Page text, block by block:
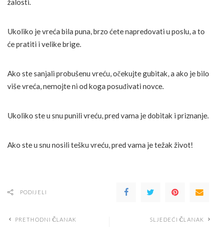
žalosti.
Ukoliko je vreća bila puna, brzo ćete napredovati u poslu, a to
će pratiti i velike brige.
Ako ste sanjali probušenu vreću, očekujte gubitak, a ako je bilo
više vreća, nemojte ni od koga posuđivati novce.
Ukoliko ste u snu punili vreću, pred vama je dobitak i priznanje.
Ako ste u snu nosili tešku vreću, pred vama je težak život!
PODIJELI
PRETHODNI ČLANAK SLJEDEĆI ČLANAK